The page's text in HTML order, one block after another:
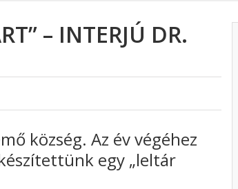
– INTERJÚ DR.
község. Az év végéhez
egy „leltár